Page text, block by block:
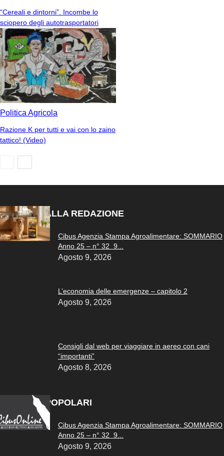
“Cereali e dintorni”. Incombe lo
sciopero degli autotrasportatori
Politica Agricola
Razione K per tutti e vai con lo zaino
tattico! (Video)
SCELTO DALLA REDAZIONE
Cibus Agenzia Stampa Agroalimentare: SOMMARIO
Anno 25 – n° 32 9...
Agosto 9, 2026
L’economia delle emergenze – capitolo 2
Agosto 9, 2026
Consigli dal web per viaggiare in aereo con cani
“importanti”
Agosto 8, 2026
ARTICOLI POPOLARI
Cibus Agenzia Stampa Agroalimentare: SOMMARIO
Anno 25 – n° 32 9...
Agosto 9, 2026